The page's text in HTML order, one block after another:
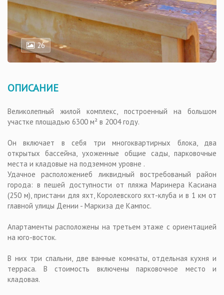
26
ОПИСАНИЕ
Великолепный жилой комплекс, построенный на большом
участке площадью 6300 м² в 2004 году.
Он включает в себя три многоквартирных блока, два
открытых бассейна, ухоженные общие сады, парковочные
места и кладовые на подземном уровне .
Удачное расположениеб ликвидный востребованый район
города: в пешей доступности от пляжа Маринера Касиана
(250 м), пристани для яхт, Королевского яхт-клуба и в 1 км от
главной улицы Дении - Маркиза де Кампос.
Апартаменты расположены на третьем этаже с ориентацией
на юго-восток.
В них три спальни, две ванные комнаты, отдельная кухня и
терраса. В стоимость включены парковочное место и
кладовая.